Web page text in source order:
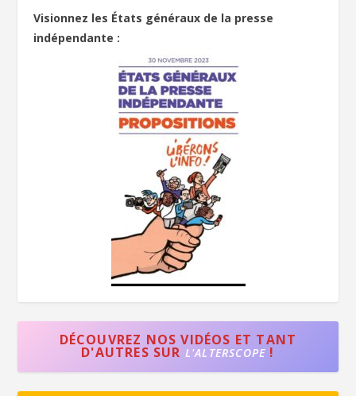
Visionnez les États généraux de la presse
indépendante :
DÉCOUVREZ NOS VIDÉOS ET TANT
D'AUTRES SUR L'ALTERSCOPE !